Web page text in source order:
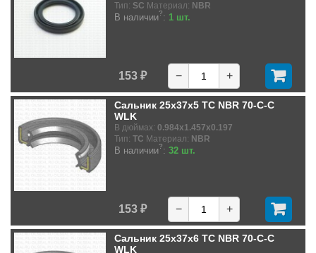
Тип: SC Материал: NBR
В наличии?: 1 шт.
153 ₽ − +
Сальник 25x37x5 TC NBR 70-C-C
WLK
В дюймах: 0.984x1.457x0.197
Тип: TC Материал: NBR
В наличии?: 32 шт.
153 ₽ − +
Сальник 25x37x6 TC NBR 70-C-C
WLK